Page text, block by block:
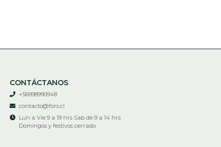
CONTÁCTANOS
+56998990948
contacto@fors.cl
Lun a Vie 9 a 19 hrs Sab de 9 a 14 hrs
Domingos y festivos cerrado